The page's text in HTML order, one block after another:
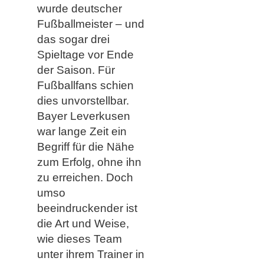
wurde deutscher
Fußballmeister – und
das sogar drei
Spieltage vor Ende
der Saison. Für
Fußballfans schien
dies unvorstellbar.
Bayer Leverkusen
war lange Zeit ein
Begriff für die Nähe
zum Erfolg, ohne ihn
zu erreichen. Doch
umso
beeindruckender ist
die Art und Weise,
wie dieses Team
unter ihrem Trainer in